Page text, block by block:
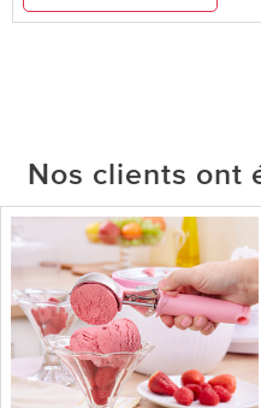
Nos clients ont